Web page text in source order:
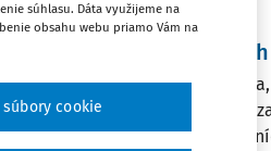
čiastkového
k dani z nehnuteľností, k dani
hracie prístroje v
súhlasu. Dáta využijeme na
obsahu webu priamo Vám na
cookie